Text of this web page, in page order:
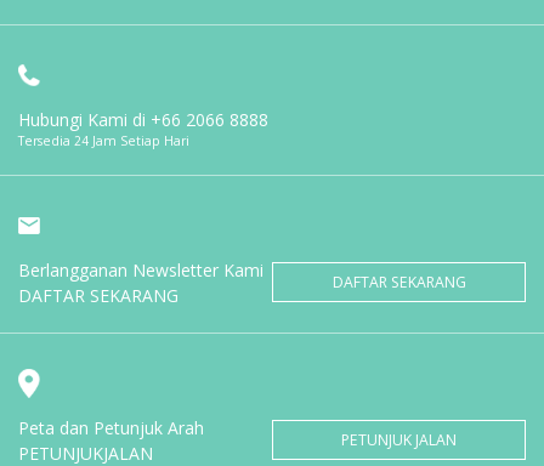
Hubungi Kami di +66 2066 8888
Tersedia 24 Jam Setiap Hari
Berlangganan Newsletter Kami
DAFTAR SEKARANG
DAFTAR SEKARANG
Peta dan Petunjuk Arah
PETUNJUKJALAN
PETUNJUK JALAN